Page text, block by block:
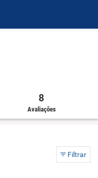
8
Avaliações
Filtrar